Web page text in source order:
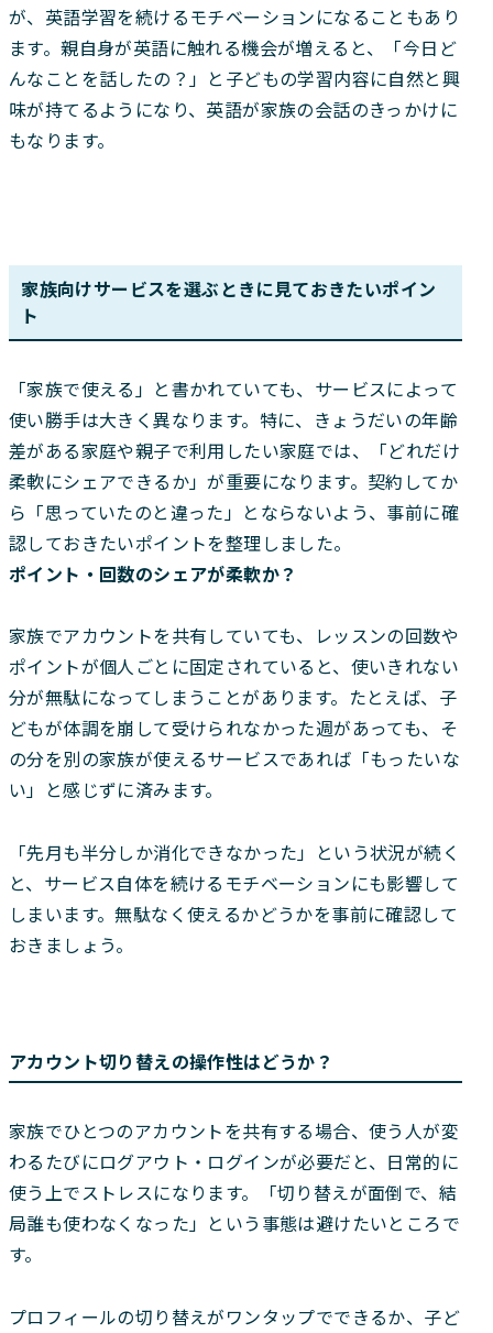
が、英語学習を続けるモチベーションになることもあり
ます。親自身が英語に触れる機会が増えると、「今日ど
んなことを話したの？」と子どもの学習内容に自然と興
味が持てるようになり、英語が家族の会話のきっかけに
もなります。
家族向けサービスを選ぶときに見ておきたいポイン
ト
「家族で使える」と書かれていても、サービスによって
使い勝手は大きく異なります。特に、きょうだいの年齢
差がある家庭や親子で利用したい家庭では、「どれだけ
柔軟にシェアできるか」が重要になります。契約してか
ら「思っていたのと違った」とならないよう、事前に確
認しておきたいポイントを整理しました。
ポイント・回数のシェアが柔軟か？
家族でアカウントを共有していても、レッスンの回数や
ポイントが個人ごとに固定されていると、使いきれない
分が無駄になってしまうことがあります。たとえば、子
どもが体調を崩して受けられなかった週があっても、そ
の分を別の家族が使えるサービスであれば「もったいな
い」と感じずに済みます。
「先月も半分しか消化できなかった」という状況が続く
と、サービス自体を続けるモチベーションにも影響して
しまいます。無駄なく使えるかどうかを事前に確認して
おきましょう。
アカウント切り替えの操作性はどうか？
家族でひとつのアカウントを共有する場合、使う人が変
わるたびにログアウト・ログインが必要だと、日常的に
使う上でストレスになります。「切り替えが面倒で、結
局誰も使わなくなった」という事態は避けたいところで
す。
プロフィールの切り替えがワンタップでできるか、子ど